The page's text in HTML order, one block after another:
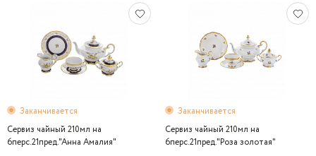
Заканчивается
Сервиз чайный 210мл на
6перс.21пред."Анна Амалия"
Заканчивается
Сервиз чайный 210мл на
6перс.21пред."Роза золотая"